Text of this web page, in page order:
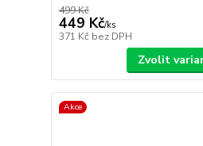
499 Kč
449 Kč/ks
371 Kč bez DPH
Zvolit
Akce